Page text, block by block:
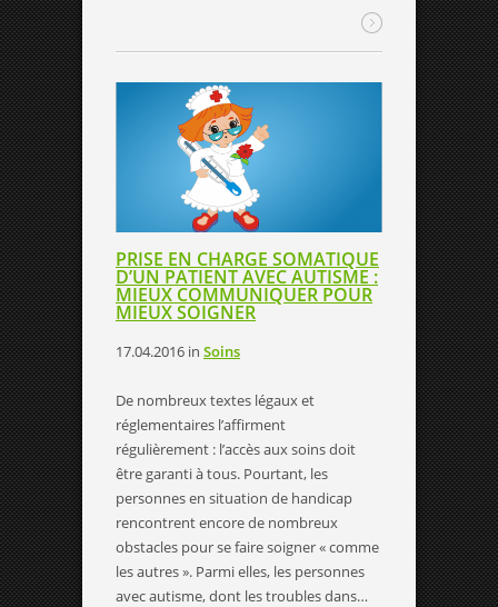
PRISE EN CHARGE SOMATIQUE
D’UN PATIENT AVEC AUTISME :
MIEUX COMMUNIQUER POUR
MIEUX SOIGNER
17.04.2016 in Soins
De nombreux textes légaux et
réglementaires l’affirment
régulièrement : l’accès aux soins doit
être garanti à tous. Pourtant, les
personnes en situation de handicap
rencontrent encore de nombreux
obstacles pour se faire soigner « comme
les autres ». Parmi elles, les personnes
avec autisme, dont les troubles dans…